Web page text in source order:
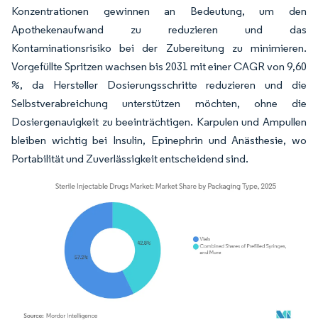
Konzentrationen gewinnen an Bedeutung, um den
Apothekenaufwand zu reduzieren und das
Kontaminationsrisiko bei der Zubereitung zu minimieren.
Vorgefüllte Spritzen wachsen bis 2031 mit einer CAGR von 9,60
%, da Hersteller Dosierungsschritte reduzieren und die
Selbstverabreichung unterstützen möchten, ohne die
Dosiergenauigkeit zu beeinträchtigen. Karpulen und Ampullen
bleiben wichtig bei Insulin, Epinephrin und Anästhesie, wo
Portabilität und Zuverlässigkeit entscheidend sind.